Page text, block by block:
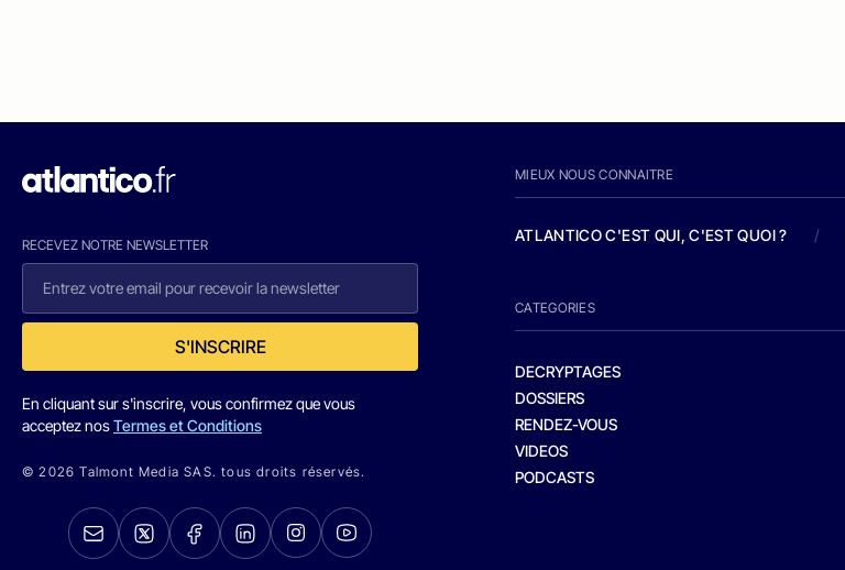
RECEVEZ NOTRE NEWSLETTER
S'INSCRIRE
En cliquant sur s'inscrire, vous confirmez que vous
acceptez nosTermes et Conditions
© 2026 Talmont Media SAS. tous droits réservés.
MIEUX NOUS CONNAITRE
ATLANTICO C'EST QUI, C'EST QUOI ? /
CATEGORIES
DECRYPTAGES
DOSSIERS
RENDEZ-VOUS
VIDEOS
PODCASTS